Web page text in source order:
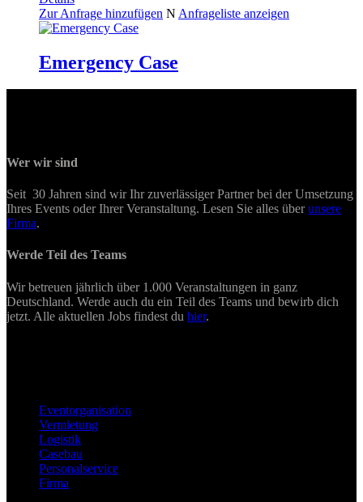
Zur Anfrage hinzufügen N Anfrageliste anzeigen
Emergency Case
Wer wir sind
Seit 30 Jahren sind wir Ihr zuverlässiger Partner bei der Umsetzung
Ihres Events oder Ihrer Veranstaltung. Lesen Sie alles überunsere
Firma.
Werde Teil des Teams
Wir betreuen jährlich über 1.000 Veranstaltungen in ganz
Deutschland. Werde auch du ein Teil des Teams und bewirb dich
jetzt. Alle aktuellen Jobs findest du hier.
Eventorganisation
Vermietung
Logistik
Casebau
Personalservice
Firma